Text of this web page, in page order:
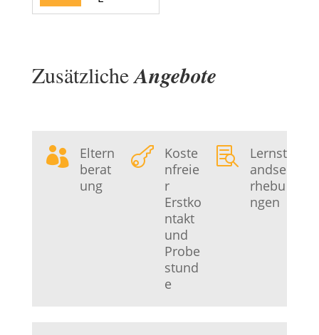
ZusätzlicheAngebote

Eltern
berat
ung

Koste
nfreie
r
Erstko
ntakt
und
Probe
stund
e

Lernst
andse
rhebu
ngen